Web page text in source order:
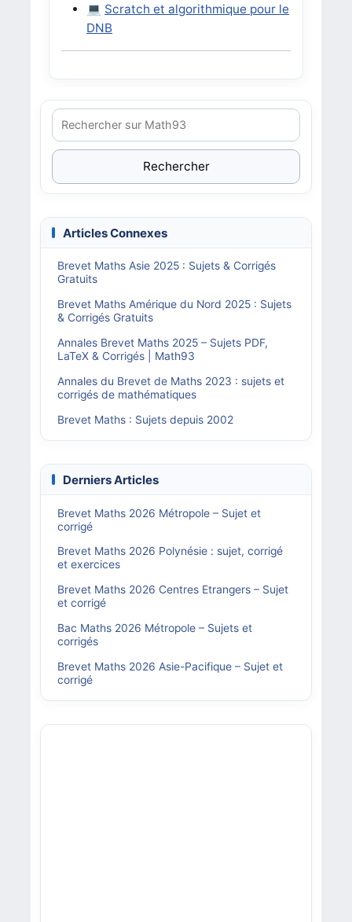
💻 Scratch et algorithmique pour le
DNB
Rechercher
Articles Connexes
Brevet Maths Asie 2025 : Sujets & Corrigés
Gratuits
Brevet Maths Amérique du Nord 2025 : Sujets
& Corrigés Gratuits
Annales Brevet Maths 2025 – Sujets PDF,
LaTeX & Corrigés | Math93
Annales du Brevet de Maths 2023 : sujets et
corrigés de mathématiques
Brevet Maths : Sujets depuis 2002
Derniers Articles
Brevet Maths 2026 Métropole – Sujet et
corrigé
Brevet Maths 2026 Polynésie : sujet, corrigé
et exercices
Brevet Maths 2026 Centres Etrangers – Sujet
et corrigé
Bac Maths 2026 Métropole – Sujets et
corrigés
Brevet Maths 2026 Asie-Pacifique – Sujet et
corrigé